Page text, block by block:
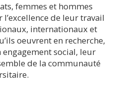
femmes et hommes
de leur travail
internationaux et
oeuvrent en recherche,
social, leur
de la communauté